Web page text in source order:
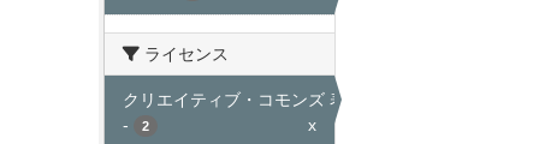
ライセンス
クリエイティブ・コモンズ 表示
-
2 x